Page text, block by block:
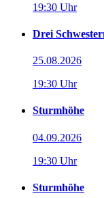
19:30 Uhr
Drei
25.08.2026
19:30 Uhr
Sturmhöhe
04.09.2026
19:30 Uhr
Sturmhöhe